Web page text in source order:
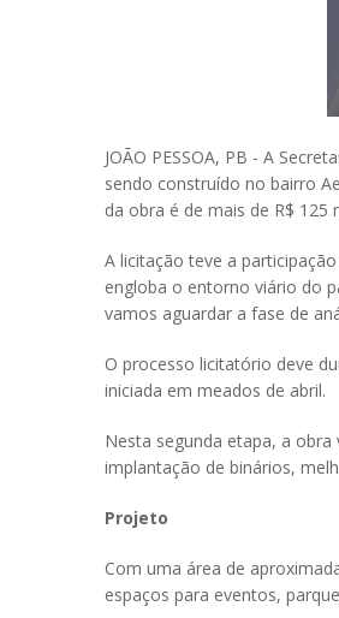
JOÃO PESSOA, PB - A
sendo construído no bairro
da obra é de mais de R$ 125
A licitação teve a
engloba o entorno viário do
vamos aguardar a fase de
O processo licitatório deve
iniciada em meados de abril.
Nesta segunda etapa, a
implantação de binários,
Projeto
Com uma área de
espaços para eventos,